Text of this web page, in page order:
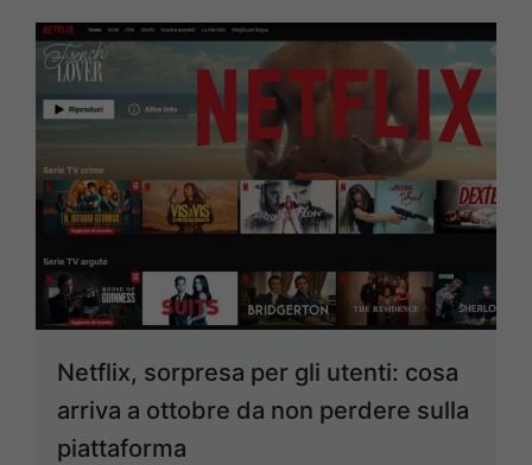
Netflix, sorpresa per gli utenti: cosa
arriva a ottobre da non perdere sulla
piattaforma